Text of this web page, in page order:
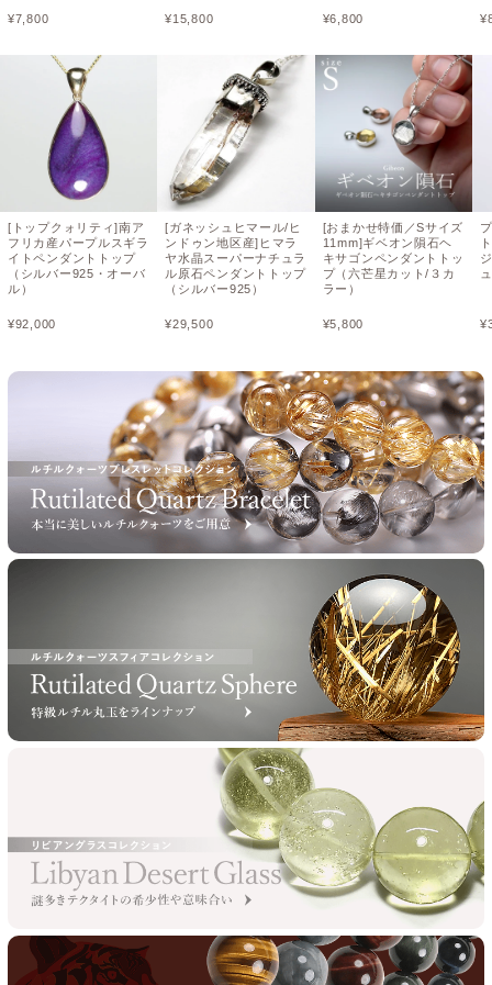
¥7,800
[トップクォリティ]南ア
フリカ産パープルスギラ
イトペンダントトップ
（シルバー925・オーバ
ル）
¥92,000
¥15,800
[ガネッシュヒマール/ヒ
ンドゥン地区産]ヒマラ
ヤ水晶スーパーナチュラ
ル原石ペンダントトップ
（シルバー925）
¥29,500
¥6,800
[おまかせ特価／Sサイズ
11mm]ギベオン隕石ヘ
キサゴンペンダントトッ
プ（六芒星カット/３カ
ラー）
¥5,800
¥
¥